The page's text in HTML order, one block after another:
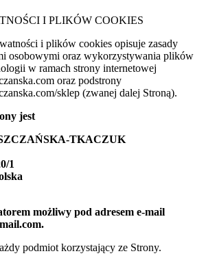
I PLIKÓW COOKIES
i plików cookies opisuje zasady
osobowymi oraz wykorzystywania plików
w ramach strony internetowej
oraz podstrony
sklep (zwanej dalej Stroną).
jest
TKACZUK
1
możliwy pod adresem e-mail
podmiot korzystający ze Strony.